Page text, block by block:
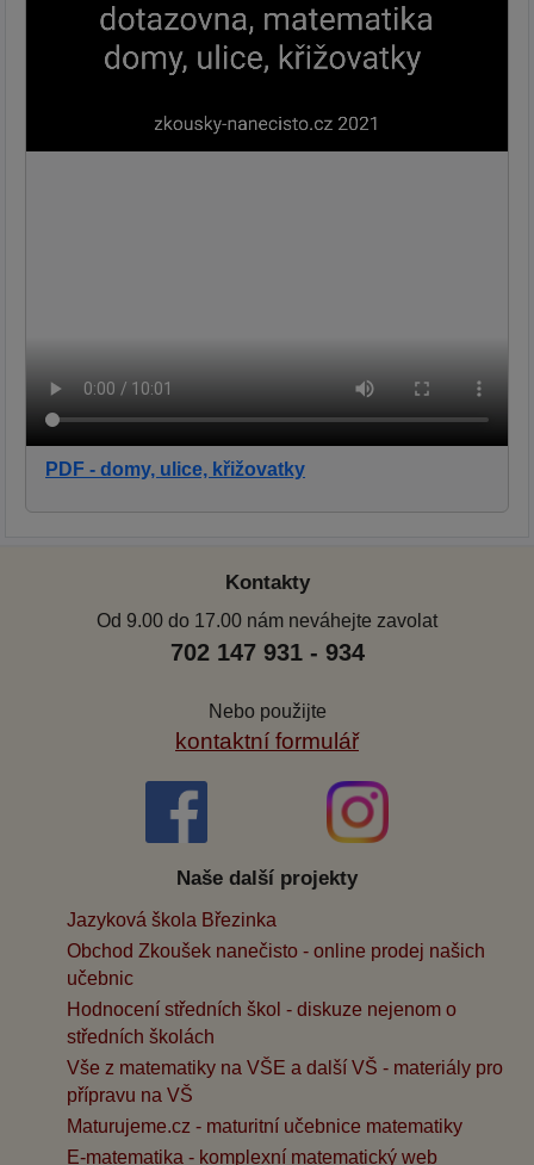
PDF - domy, ulice, křižovatky
Kontakty
Od 9.00 do 17.00 nám neváhejte zavolat
702 147 931 - 934
Nebo použijte
kontaktní formulář
Naše další projekty
Jazyková škola Březinka
Obchod Zkoušek nanečisto - online prodej našich
učebnic
Hodnocení středních škol - diskuze nejenom o
středních školách
Vše z matematiky na VŠE a další VŠ - materiály pro
přípravu na VŠ
Maturujeme.cz - maturitní učebnice matematiky
E-matematika - komplexní matematický web